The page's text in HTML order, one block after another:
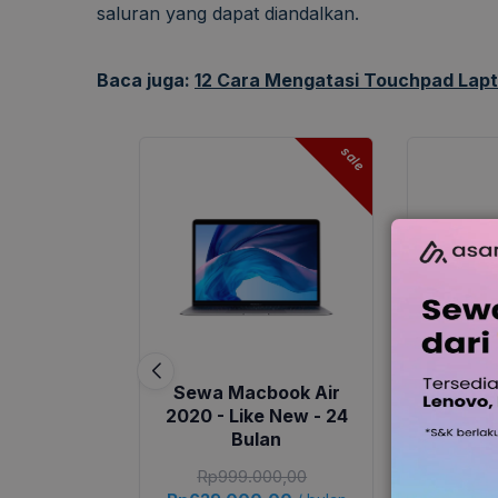
saluran yang dapat diandalkan.
Baca juga: 12 Cara Mengatasi Touchpad
sale
Sewa Macbook Air
2020 - Like New - 24
Bulan
Rp999.000,00
Sewa
2020